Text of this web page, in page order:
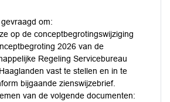
om:
op de conceptbegrotingswijziging
2026 van de
Regeling Servicebureau
vast te stellen en in te
bijgaande zienswijzebrief.
van de volgende documenten: